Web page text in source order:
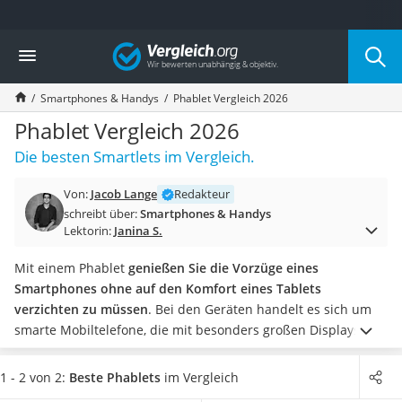
Die beliebtesten Vergleiche nach Kategorie
Elektronik
Powerstation
Monitor 32 Zoll 4K
Fernseher
Drucker
Desktop-PC
Diascanner
Laser-Multifunktionsdrucker
Powerstation mit Solarpanel
Gaming-PC
Soundbar
17-Zoll-Laptop
Satellitenschüssel
Gaming-Headset
Vergleich
Smartphones & Handys Phablet Vergleich 2026
Phablet Vergleich 2026
Die besten Smartlets im Vergleich.
Von: Jacob Lange
Redakteur
schreibt über:Smartphones & Handys
Lektorin: Janina S.
Mit einem Phablet genießen Sie die Vorzüge eines
Smartphones ohne auf den Komfort eines Tablets
verzichten zu müssen. Bei den Geräten handelt es sich um
smarte Mobiltelefone, die mit besonders großen Displays
aufwarten. Deren Größe variiert je nach Modellzwischen 5,5
und 8,4 Zoll. Bezüglich des internen Speichers
1 - 2 von 2: Beste Phablets im Vergleich